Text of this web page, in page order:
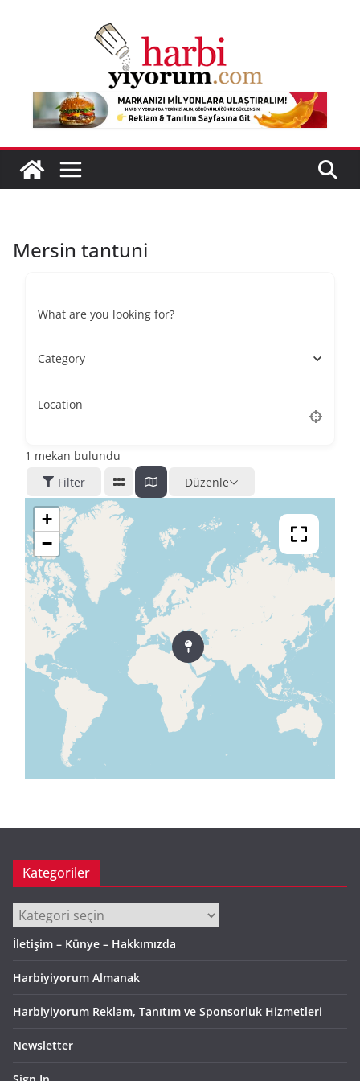
Mersin tantuni
What are you looking for?
Category
Location
1 mekan bulundu
Filter
Düzenle
+
−
Kategoriler
Kategoriler
İletişim – Künye – Hakkımızda
Harbiyiyorum Almanak
Harbiyiyorum Reklam, Tanıtım ve Sponsorluk Hizmetleri
Newsletter